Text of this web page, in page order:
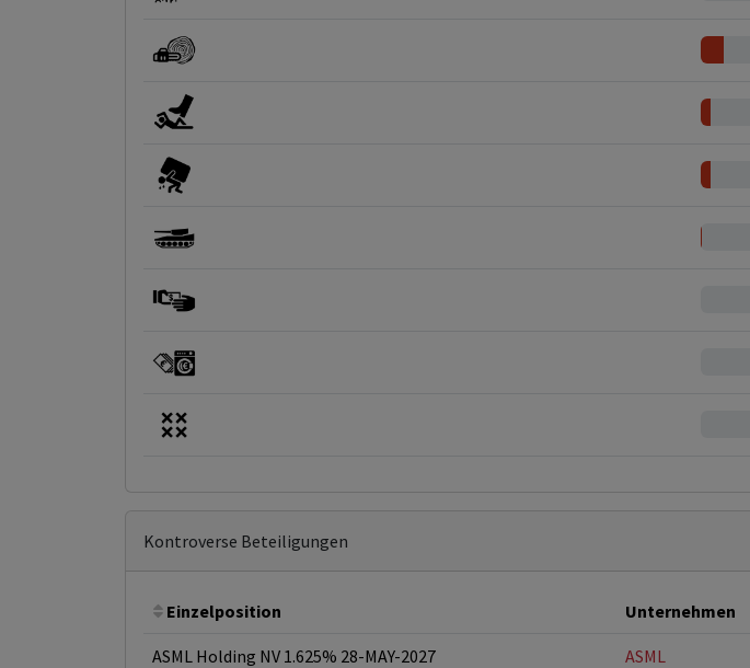
Kontroverse Beteiligungen
Einzelposition Unternehmen
ASML Holding NV 1.625% 28-MAY-2027 ASML